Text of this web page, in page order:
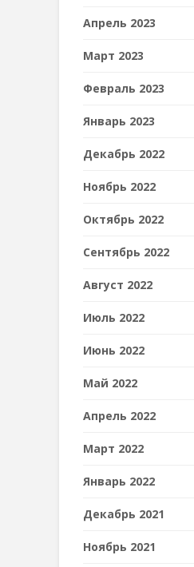
Апрель 2023
Март 2023
Февраль 2023
Январь 2023
Декабрь 2022
Ноябрь 2022
Октябрь 2022
Сентябрь 2022
Август 2022
Июль 2022
Июнь 2022
Май 2022
Апрель 2022
Март 2022
Январь 2022
Декабрь 2021
Ноябрь 2021